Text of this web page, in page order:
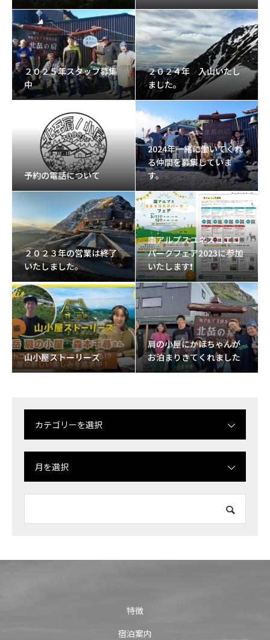
２０２５年スタッフ募集
中
２０２４年 入山いたし
ました。
予約の電話について
2024年一緒に働いてくれ
る仲間を募集していま
す。
２０２３年の営業は終了
いたしました。
南アルプスユネスコエコ
パークフェア2023に参加
いたします❗
山小屋ストーリーズ
肩の小屋にかほちゃんが
お泊まりきてくれました
カテゴリーを選択
月を選択
特徴
宿泊案内